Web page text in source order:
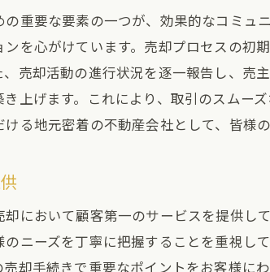
重要な要素の一つが、効果的なコミ
を心がけています。売却プロセスの初
売却活動の進行状況を逐一報告し、売
上げます。これにより、取引のスムー
る地元密着の不動産会社として、皆様
において顧客第一のサービスを提供し
ニーズを丁寧に把握することを重視し
却手続きで重要なポイントをお客様